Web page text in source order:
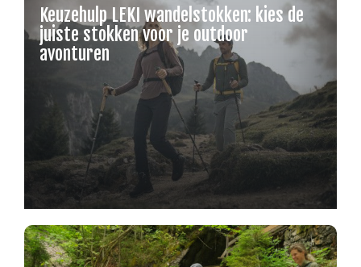
Keuzehulp LEKI wandelstokken: kies de
juiste stokken voor je outdoor
avonturen